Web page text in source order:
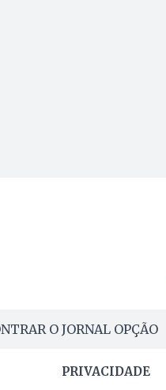
O JORNAL OPÇÃO
PRIVACIDADE